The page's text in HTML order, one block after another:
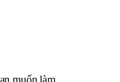
muốn làm